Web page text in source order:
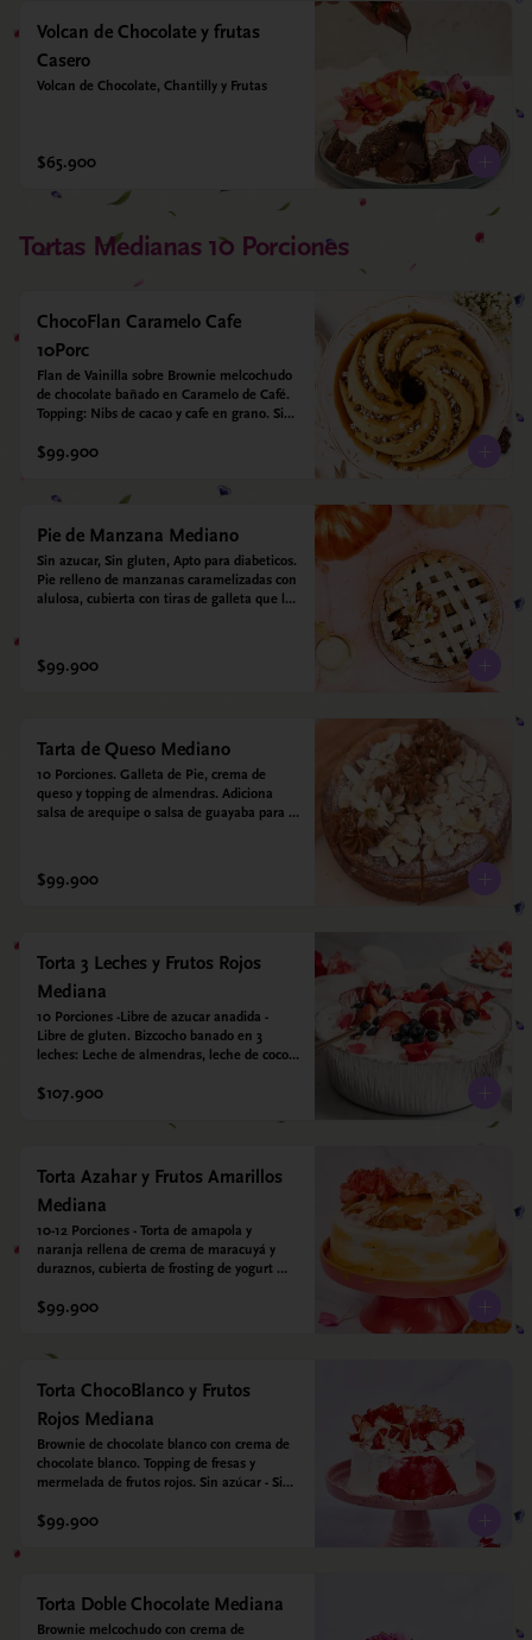
Volcan de Chocolate y frutas
Casero
Volcan de Chocolate, Chantilly y Frutas
$65.900
Tortas Medianas 10 Porciones
ChocoFlan Caramelo Cafe
10Porc
Flan de Vainilla sobre Brownie melcochudo
de chocolate bañado en Caramelo de Café.
Topping: Nibs de cacao y cafe en grano. Sin
diabéticos
$99.900
Pie de Manzana Mediano
Sin azucar, Sin gluten, Apto para diabeticos.
Pie relleno de manzanas caramelizadas con
alulosa, cubierta con tiras de galleta que le
envuelve todos los sabores.
$99.900
Tarta de Queso Mediano
10 Porciones. Galleta de Pie, crema de
queso y topping de almendras. Adiciona
salsa de arequipe o salsa de guayaba para
$99.900
Torta 3 Leches y Frutos Rojos
Mediana
10 Porciones -Libre de azucar anadida -
Libre de gluten. Bizcocho banado en 3
leches: Leche de almendras, leche de coco y
base de Harina de arroz, harina de quinoa y
$107.900
Torta Azahar y Frutos Amarillos
Mediana
10-12 Porciones - Torta de amapola y
naranja rellena de crema de maracuyá y
duraznos, cubierta de frosting de yogurt
leyenda para mamá. Sin azúcar - Sin gluten
$99.900
Torta ChocoBlanco y Frutos
Rojos Mediana
Brownie de chocolate blanco con crema de
chocolate blanco. Topping de fresas y
mermelada de frutos rojos. Sin azúcar - Sin
$99.900
Torta Doble Chocolate Mediana
Brownie melcochudo con crema de